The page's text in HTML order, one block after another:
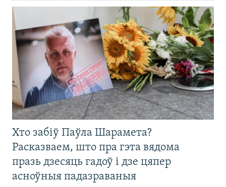
Хто забіў Паўла Шарамета?
Расказваем, што пра гэта вядома
празь дзесяць гадоў і дзе цяпер
асноўныя падазраваныя